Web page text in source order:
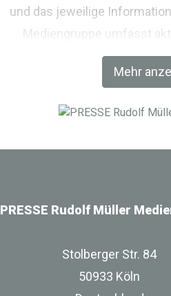
Mehr
und das jeweilige
Mediengruppe umfasst
Fachverlag RM Rudolf
World MUNICH eine
PRESSE Rudolf Müller
Stolberger Str. 84
50933 Köln